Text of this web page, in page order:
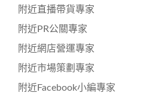
附近直播帶貨專家
附近PR公關專家
附近網店營運專家
附近市場策劃專家
附近Facebook小編專家